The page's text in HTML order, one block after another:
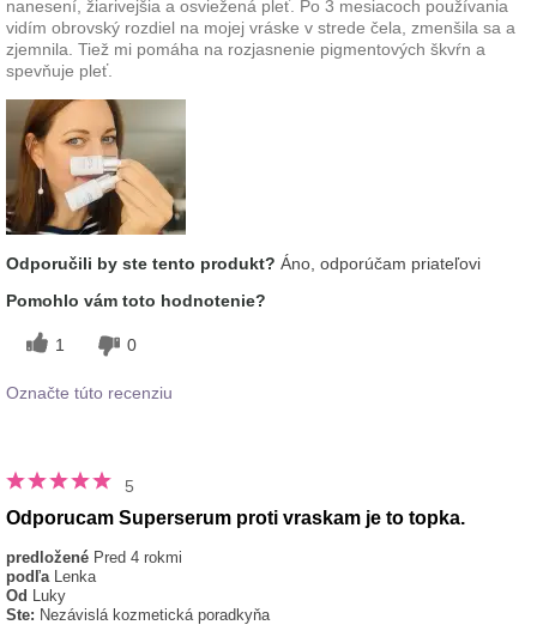
nanesení, žiarivejšia a osviežená pleť. Po 3 mesiacoch používania
vidím obrovský rozdiel na mojej vráske v strede čela, zmenšila sa a
zjemnila. Tiež mi pomáha na rozjasnenie pigmentových škvŕn a
spevňuje pleť.
Odporučili by ste tento produkt? Áno, odporúčam priateľovi
Pomohlo vám toto hodnotenie?
1 0
Označte túto recenziu
5
Odporucam Superserum proti vraskam je to topka.
predložené Pred 4 rokmi
podľa Lenka
Od Luky
Ste: Nezávislá kozmetická poradkyňa